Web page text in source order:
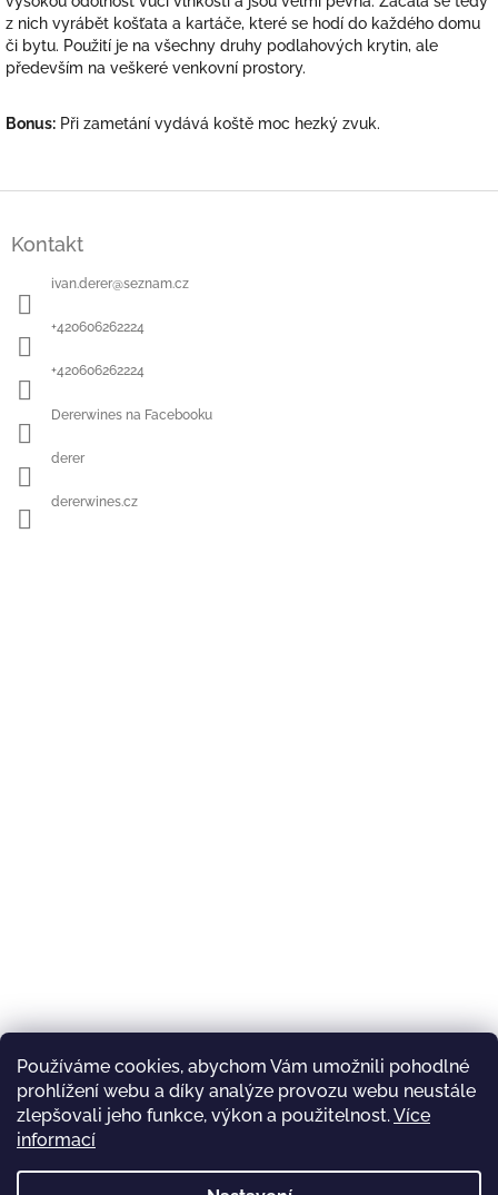
Používáme cookies, abychom Vám umožnili pohodlné
prohlížení webu a díky analýze provozu webu neustále
zlepšovali jeho funkce, výkon a použitelnost.Více
informací
z nich vyrábět košťata a kartáče, které se hodí do každého domu
či bytu. Použití je na všechny druhy podlahových krytin, ale
především na veškeré venkovní prostory.
Bonus: Při zametání vydává koště moc hezký zvuk.
Kontakt
ivan.derer@seznam.cz
+420606262224
+420606262224
Dererwines na Facebooku
derer
dererwines.cz